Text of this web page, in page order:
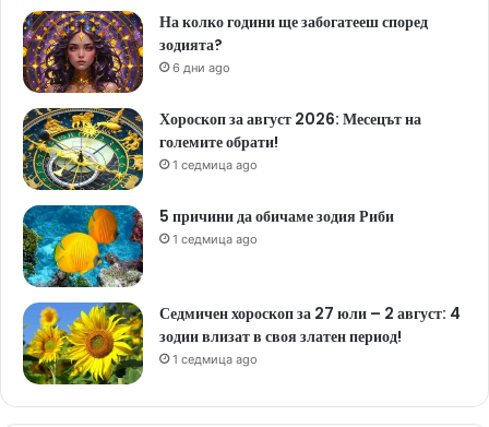
На колко години ще забогатееш според
зодията?
6 дни ago
Хороскоп за август 2026: Месецът на
големите обрати!
1 седмица ago
5 причини да обичаме зодия Риби
1 седмица ago
Седмичен хороскоп за 27 юли – 2 август: 4
зодии влизат в своя златен период!
1 седмица ago